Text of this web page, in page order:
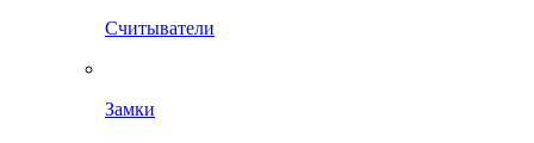
Считыватели
Замки